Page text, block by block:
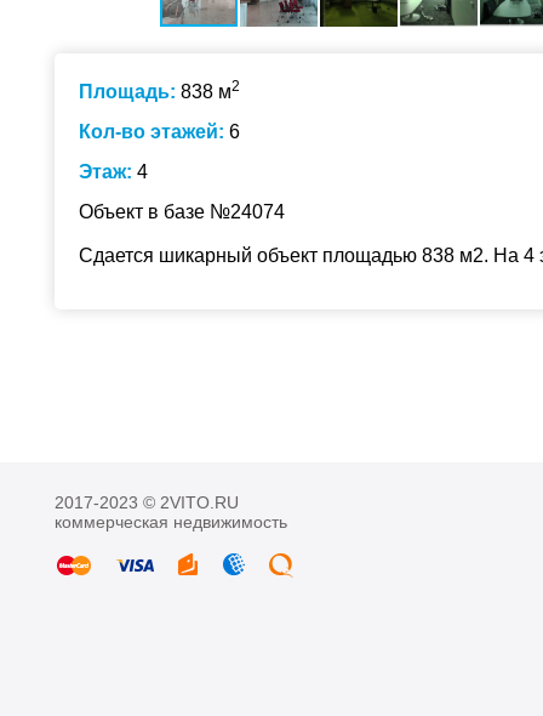
Площадь: 838 м2
Кол-во этажей: 6
Этаж: 4
Объект в базе №24074
Сдается шикарный объект площадью 838 м2. На 4
2017-2023 © 2VITO.RU
коммерческая недвижимость